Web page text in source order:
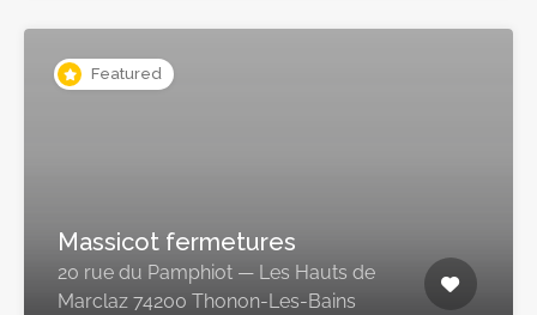
Featured
Massicot fermetures
20 rue du Pamphiot — Les Hauts de
Marclaz 74200 Thonon-Les-Bains